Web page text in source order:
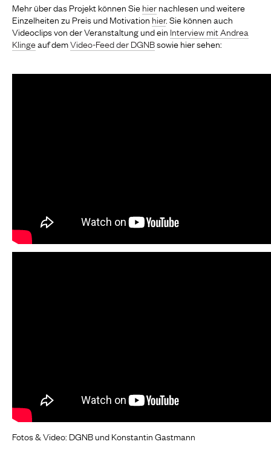
Mehr über das Projekt können Siehiernachlesen und weitere
Einzelheiten zu Preis und Motivation hier. Sie können auch
Videoclips von der Veranstaltung und ein Interview mit Andrea
Klingeauf demVideo-Feed der DGNBsowie hier sehen:
Fotos & Video: DGNB und Konstantin Gastmann